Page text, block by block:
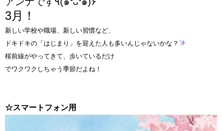
3月！
新しい学校や職場、新しい習慣など、
ドキドキの「はじまり」を迎えた人も多いんじゃないかな？
桜前線がやってきて、歩いているだけ
でワクワクしちゃう季節だよね！
☆スマートフォン用